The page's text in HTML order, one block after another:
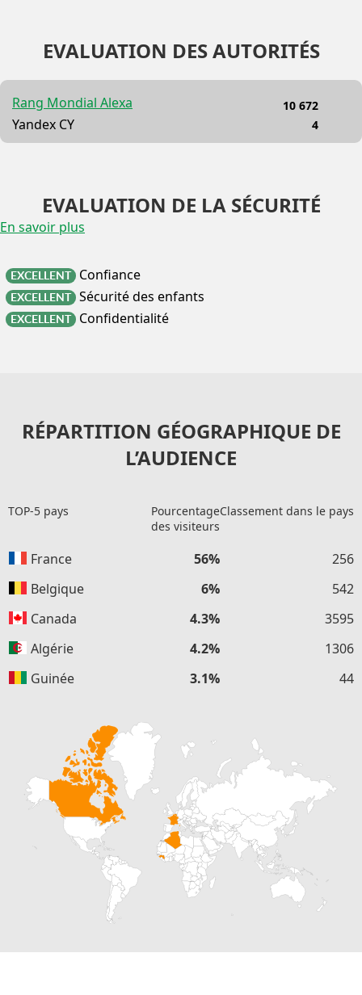
EVALUATION DES AUTORITÉS
Rang Mondial Alexa
Yandex CY
10 672
4
EVALUATION DE LA SÉCURITÉ
En savoir plus
EXCELLENT Confiance
EXCELLENT Sécurité des enfants
EXCELLENT Confidentialité
RÉPARTITION GÉOGRAPHIQUE DE
L’AUDIENCE
TOP-5 pays
Pourcentage
des visiteurs
Classement dans le pays
France 56%
256
Belgique
6%
542
Canada
4.3%
3595
Algérie
4.2%
1306
Guinée
3.1% 44